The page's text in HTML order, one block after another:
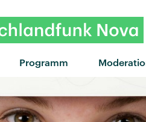
Programm
"Smile" von Jungle ·